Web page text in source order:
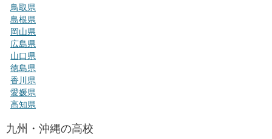
鳥取県
島根県
岡山県
広島県
山口県
徳島県
香川県
愛媛県
高知県
九州・沖縄の高校